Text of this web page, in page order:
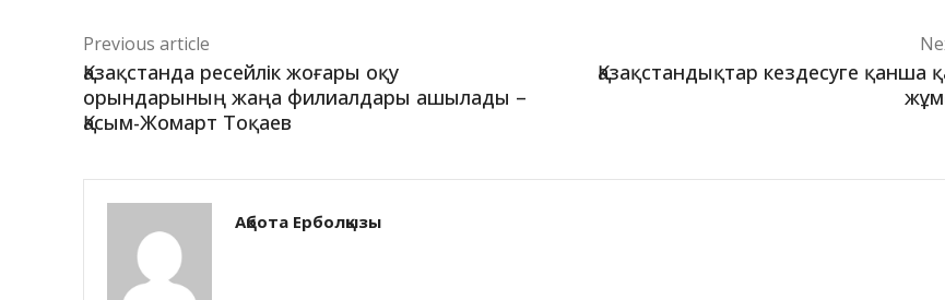
Previous article
Қазақстанда ресейлік жоғары оқу
орындарының жаңа филиалдары ашылады –
Қасым-Жомарт Тоқаев
Қазақстандықтар кездесуге қанша
Ақбота Ерболқызы